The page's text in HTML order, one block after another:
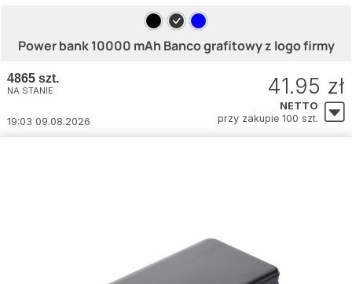
Power bank 10000 mAh Banco grafitowy z logo firmy
4865 szt.
NA STANIE
19:03 09.08.2026
41.95 zł
NETTO
przy zakupie 100 szt.